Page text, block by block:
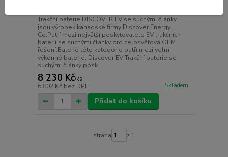
Trakční baterie DISCOVER EV se suchými články
jsou výrobek kanadské firmy Discover Energy
Co.Patří mezi největší poskytovatele EV trakčních
baterií se suchými články pro celosvětová OEM
řešení.Baterie této kategorie patří mezi velmi
výkonné baterie. Discover EV Trakční baterie se
suchými články posk...
8 230 Kč/ks
6 802 Kč bez DPH Skladem
Přidat do košíku
strana z 1